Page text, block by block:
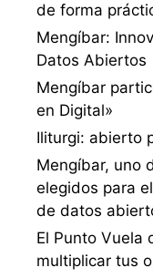
de forma
Mengíbar:
Datos Abiertos
Mengíbar
en Digital»
Iliturgi: abierto
Mengíbar, uno
elegidos para
de datos
El Punto Vuela
multiplicar tus